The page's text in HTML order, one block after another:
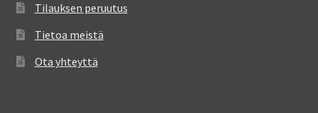
Tilauksen peruutus
Tietoa meistä
Ota yhteyttä